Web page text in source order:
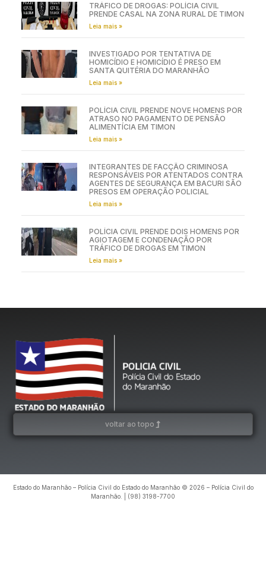
TRÁFICO DE DROGAS: POLÍCIA CIVIL
PRENDE CASAL NA ZONA RURAL DE TIMON
Leia mais »
INVESTIGADO POR TENTATIVA DE
HOMICÍDIO E HOMICÍDIO É PRESO EM
SANTA QUITÉRIA DO MARANHÃO
Leia mais »
POLÍCIA CIVIL PRENDE NOVE HOMENS POR
ATRASO NO PAGAMENTO DE PENSÃO
ALIMENTÍCIA EM TIMON
Leia mais »
INTEGRANTES DE FACÇÃO CRIMINOSA
RESPONSÁVEIS POR ATENTADOS CONTRA
AGENTES DE SEGURANÇA EM BACURI SÃO
PRESOS EM OPERAÇÃO POLICIAL
Leia mais »
POLÍCIA CIVIL PRENDE DOIS HOMENS POR
AGIOTAGEM E CONDENAÇÃO POR
TRÁFICO DE DROGAS EM TIMON
Leia mais »
voltar ao topo
Estado do Maranhão – Polícia Civil do Estado do Maranhão © 2026 – Polícia Civil do
Maranhão. | (98) 3198-7700